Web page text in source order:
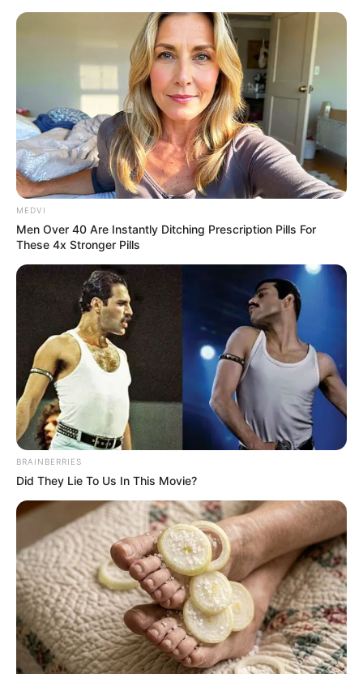
> Acs e ACE > FNARAS Notícia >
PEC 14 torna ACS e ACE
a 1ª categoria da saúde reconhecida como exclusiva de Estado.
PEC 14 torna ACS e ACE a 1ª
categoria da saúde reconhecida
como exclusiva de Estado.
MEDVI
Men Over 40 Are Instantly Ditching Prescription Pills For
These 4x Stronger Pills
BRAINBERRIES
Did They Lie To Us In This Movie?